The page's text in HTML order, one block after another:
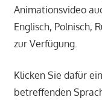
Animationsvideo
Englisch, Polnisch,
zur Verfügung.
Klicken Sie dafür
betreffenden